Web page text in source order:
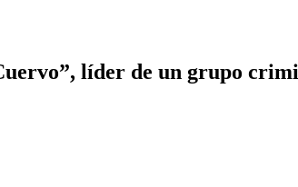
líder de un grupo